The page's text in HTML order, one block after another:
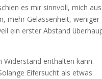
es mir sinnvoll, mich aus
mehr Gelassenheit, weniger
ein erster Abstand
enthalten kann.
Eifersucht als etwas